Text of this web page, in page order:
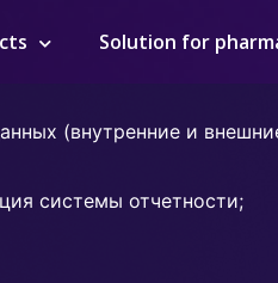
Solution for
(внутренние и
системы отчетности;